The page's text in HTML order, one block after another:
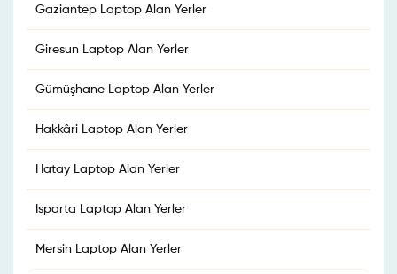
Gaziantep Laptop Alan Yerler
Giresun Laptop Alan Yerler
Gümüşhane Laptop Alan Yerler
Hakkâri Laptop Alan Yerler
Hatay Laptop Alan Yerler
Isparta Laptop Alan Yerler
Mersin Laptop Alan Yerler